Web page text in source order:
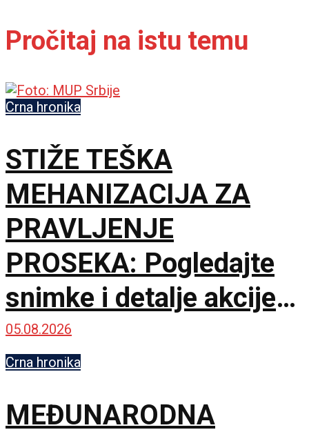
Pročitaj na istu temu
Crna hronika
STIŽE TEŠKA
MEHANIZACIJA ZA
PRAVLJENJE
PROSEKA: Pogledajte
snimke i detalje akcije
MUP-a u Deliblatskoj
peščari
05.08.2026
Crna hronika
MEĐUNARODNA